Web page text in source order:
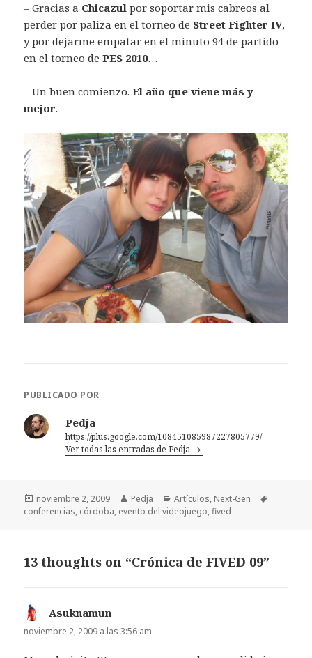
– Gracias a Chicazul por soportar mis cabreos al
perder por paliza en el torneo de Street Fighter IV,
y por dejarme empatar en el minuto 94 de partido
en el torneo dePES 2010…
– Un buen comienzo.El año que viene más y
mejor.
PUBLICADO POR
Pedja
https://plus.google.com/108451085987227805779/
Ver todas las entradas de Pedja
Publicado
el
noviembre 2, 2009 Autor
Pedja Categorías
Artículos, Next-Gen
conferencias, córdoba, evento del videojuego,fived
13 thoughts on “Crónica de FIVED 09”
Asuknamun
noviembre 2, 2009 a las 3:56 am